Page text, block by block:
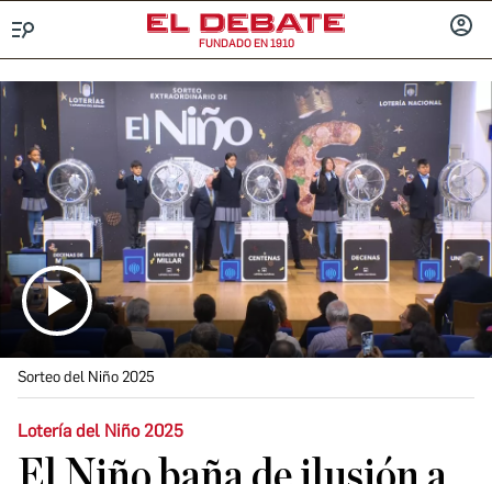
FUNDADO EN 1910
Sorteo del Niño 2025
Lotería del Niño 2025